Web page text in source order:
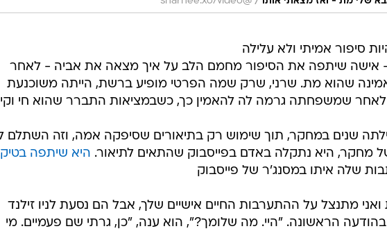
סיפור אמיתי ולא עלילה
אישה שיתפה את הסיפור מחמם הלב על איך מצאה את אביה - לאחר
שהוא מת. שרני, שרק שמה הפרטי מופיע ברשת, הייתה משוכנעת
לאחר שמשפחתה גרמה לה להאמין כך, כשבמציאות התברר שהוא חי
שנים במחקר, תוך שימוש רק בתיאורים שסיפקה אמה, וזה השתלם
מחקר, היא נתקלה באדם בפייסבוק שהתאים לתיאור. היא שיתפה
שלה איתו במסנג'ר של פייסבוק
מתנצל על ההתערבות החיים אישיים שלך, אבל הם נסעת לניו זילנד
בהודעה הראשונה. "היי. מה שלומך?", הוא ענה, "כן, גרתי שם פעמיים. מי